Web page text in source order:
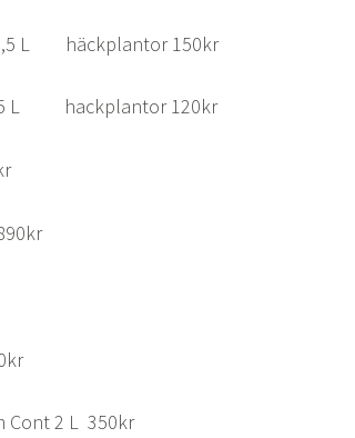
2,5 L häckplantor 150kr
L hackplantor 120kr
Cont 2 L 350kr